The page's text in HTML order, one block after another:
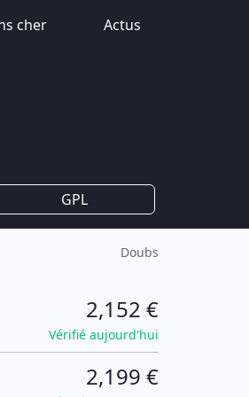
cher Actus
GPL
Doubs
2,152 €
Vérifié aujourd'hui
2,199 €